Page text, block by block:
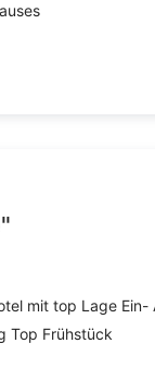
mit top Lage Ein-
Top Frühstück